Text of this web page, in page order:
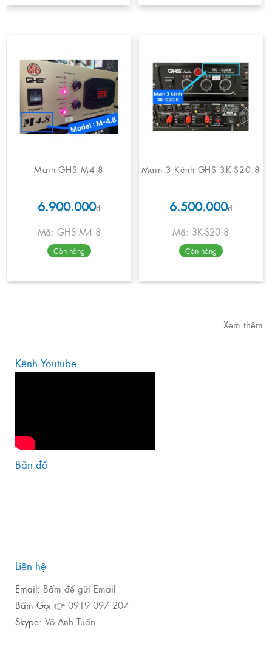
Main GHS M4.8
6.900.000₫
Mã: GHS M4.8
Còn hàng
Main 3 Kênh GHS 3K-S20.8
6.500.000₫
Mã: 3K-S20.8
Còn hàng
Xem thêm
Kênh Youtube
Bản đồ
Liên hệ
Email: Bấm để gửi Email
Bấm Gọi 👉 0919 097 207
Skype: Võ Anh Tuấn